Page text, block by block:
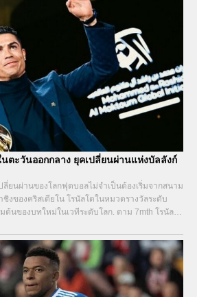
อลโลกขยายโควตาในเอเชีย...
ตะวันออกกลาง ยุคเปลี่ยนผ่านแห่งบัลลังก์
ลี่ยนผ่านของโลกฟุตบอลไม่จำเป็นต้องเริ่มจากสนาม
ชิงของคริสเตียโน โรนัลโดในหมวดรางวัลระดับ
ต้นของบทใหม่ในเวทีระดับโลก. ตาม 7mth โรนัลโด
คือสัญลักษณ์ของยุคที่ศูนย์กลางอำนาจลูกหนังกำลัง
นออก...